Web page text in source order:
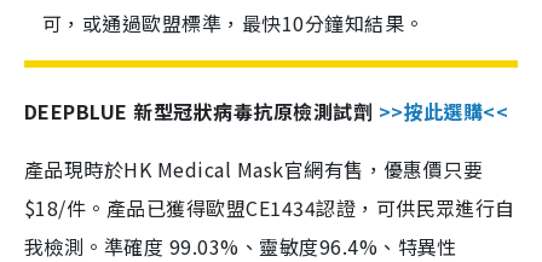
可，或通過歐盟標準，最快10分鐘知結果。
DEEPBLUE 新型冠狀病毒抗原檢測試劑 >>按此選購<<
產品現時於HK Medical Mask官網有售，優惠價只要
$18/件。產品已獲得歐盟CE1434認證，可供民眾進行自
我檢測。準確度 99.03%、靈敏度96.4%、特異性